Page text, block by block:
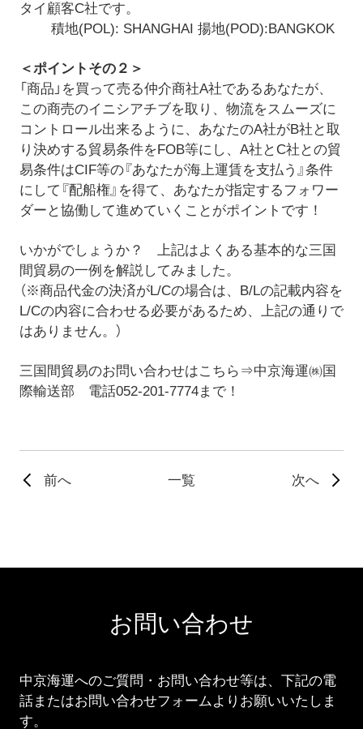
タイ顧客C社です。
積地(POL): SHANGHAI 揚地(POD):BANGKOK
＜ポイントその２＞
「商品」を買って売る仲介商社A社であるあなたが、
この商売のイニシアチブを取り、物流をスムーズに
コントロール出来るように、あなたのA社がB社と取
り決めする貿易条件をFOB等にし、A社とC社との貿
易条件はCIF等の『あなたが海上運賃を支払う』条件
にして『配船権』を得て、あなたが指定するフォワー
ダーと協働して進めていくことがポイントです！
いかがでしょうか？ 上記はよくある基本的な三国
間貿易の一例を解説してみました。
（※商品代金の決済がL/Cの場合は、B/Lの記載内容を
L/Cの内容に合わせる必要があるため、上記の通りで
はありません。）
三国間貿易のお問い合わせはこちら⇒中京海運㈱国
際輸送部 電話052-201-7774まで！
前へ 一覧 次へ
お問い合わせ
中京海運へのご質問・お問い合わせ等は、下記の電
話またはお問い合わせフォームよりお願いいたしま
す。